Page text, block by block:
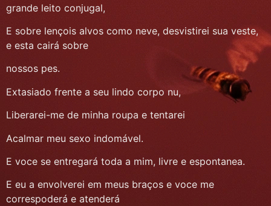
grande leito conjugal,
E sobre lençois alvos como neve, desvistirei sua veste,
e esta cairá sobre
nossos pes.
Extasiado frente a seu lindo corpo nu,
Liberarei-me de minha roupa e tentarei
Acalmar meu sexo indomável.
E voce se entregará toda a mim, livre e espontanea.
E eu a envolverei em meus braços e voce me
correspoderá e atenderá